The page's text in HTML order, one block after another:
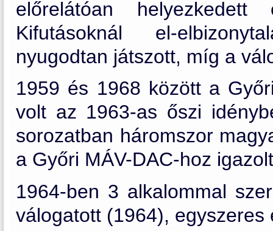
előrelátóan
Kifutásoknál el-
nyugodtan játszott, míg a
1959 és 1968 között a
volt az 1963-as őszi
sorozatban háromszor
a Győri MÁV-DAC-hoz
1964-ben 3 alkalommal
válogatott (1964),